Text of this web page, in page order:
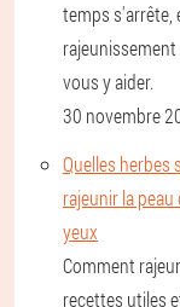
temps s'arrête,
vous y aider.
30 novembre
Quelles herbes
rajeunir la
yeux
Comment
recettes utiles